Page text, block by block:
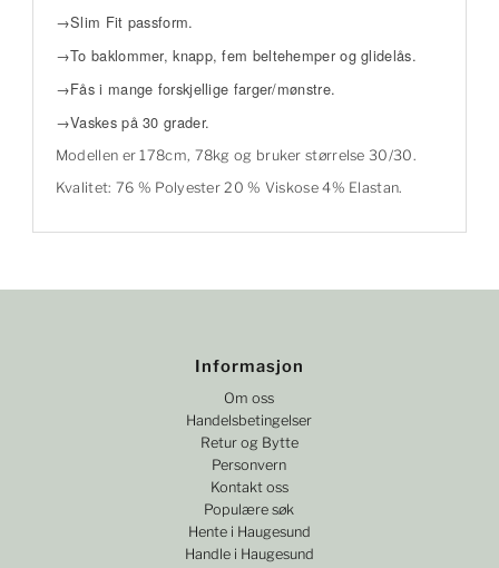
→Slim Fit passform.
→To baklommer, knapp, fem beltehemper og glidelås.
→Fås i mange forskjellige farger/mønstre.
→Vaskes på 30 grader.
Modellen er 178cm, 78kg og bruker størrelse 30/30.
Kvalitet: 76 % Polyester 20 % Viskose 4% Elastan.
Informasjon
Om oss
Handelsbetingelser
Retur og Bytte
Personvern
Kontakt oss
Populære søk
Hente i Haugesund
Handle i Haugesund